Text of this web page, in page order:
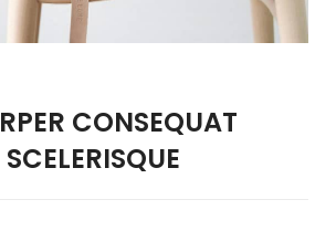
CONSEQUAT